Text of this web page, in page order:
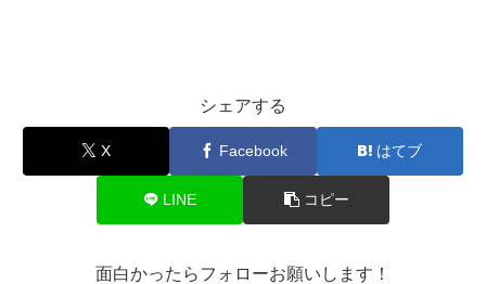
シェアする
X Facebook はてブ
LINE コピー
面白かったらフォローお願いします！